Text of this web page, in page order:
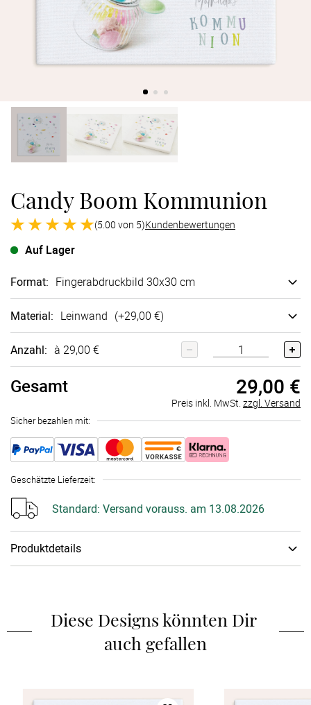
Candy Boom Kommunion
(5.00 von 5)Kundenbewertungen
Auf Lager
Format: Finger­abdruck­bild 30x30 cm
Material: Lein­wand (+29,00 €)
Anzahl: à 29,00 €
Gesamt 29,00 €
Preis inkl. MwSt. zzgl. Versand
Sicher bezahlen mit:
Geschätzte Lieferzeit:
Standard: Versand vorauss. am 13.08.2026
Produktdetails
Diese Designs könnten Dir
auch gefallen